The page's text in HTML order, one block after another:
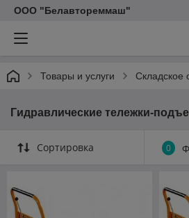
ООО "Белавтореммаш"
Товары и услуги Складское
Гидравлические тележки-
Сортировка 0